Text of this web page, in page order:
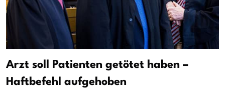
Arzt soll Patienten getötet haben –
Haftbefehl aufgehoben